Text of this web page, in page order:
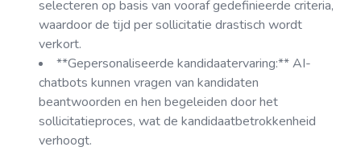
selecteren op basis van vooraf gedefinieerde criteria,
waardoor de tijd per sollicitatie drastisch wordt
verkort.
**Gepersonaliseerde kandidaatervaring:** AI-
chatbots kunnen vragen van kandidaten
beantwoorden en hen begeleiden door het
sollicitatieproces, wat de kandidaatbetrokkenheid
verhoogt.